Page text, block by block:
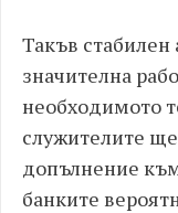
Такъв
значителна
необходимото
служителите
допълнение
банките